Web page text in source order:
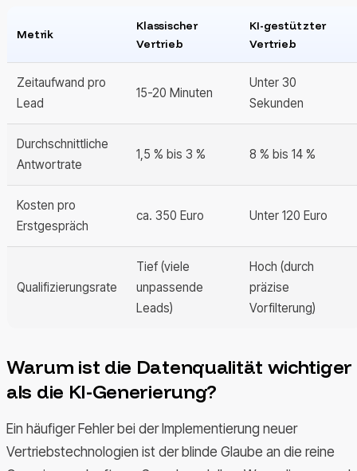
Metrik
Klassischer
Vertrieb
KI-gestützter
Vertrieb
Zeitaufwand pro
Lead
15-20 Minuten
Unter 30
Sekunden
Durchschnittliche
Antwortrate
1,5 % bis 3 % 8 % bis 14 %
Kosten pro
Erstgespräch
ca. 350 Euro Unter 120 Euro
Qualifizierungsrate
Tief (viele
unpassende
Leads)
Hoch (durch
präzise
Vorfilterung)
Warum ist die Datenqualität wichtiger
als die KI-Generierung?
Ein häufiger Fehler bei der Implementierung neuer
Vertriebstechnologien ist der blinde Glaube an die reine